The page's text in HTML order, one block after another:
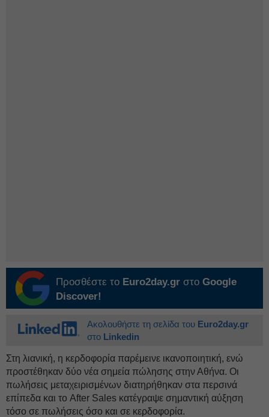
Προσθέστε το Euro2day.gr στο Google
Discover!
Ακολουθήστε τη σελίδα του Euro2day.gr
στο Linkedin
Στη λιανική, η κερδοφορία παρέμεινε ικανοποιητική, ενώ
προστέθηκαν δύο νέα σημεία πώλησης στην Αθήνα. Οι
πωλήσεις μεταχειρισμένων διατηρήθηκαν στα περσινά
επίπεδα και το After Sales κατέγραψε σημαντική αύξηση
τόσο σε πωλήσεις όσο και σε κερδοφορία.